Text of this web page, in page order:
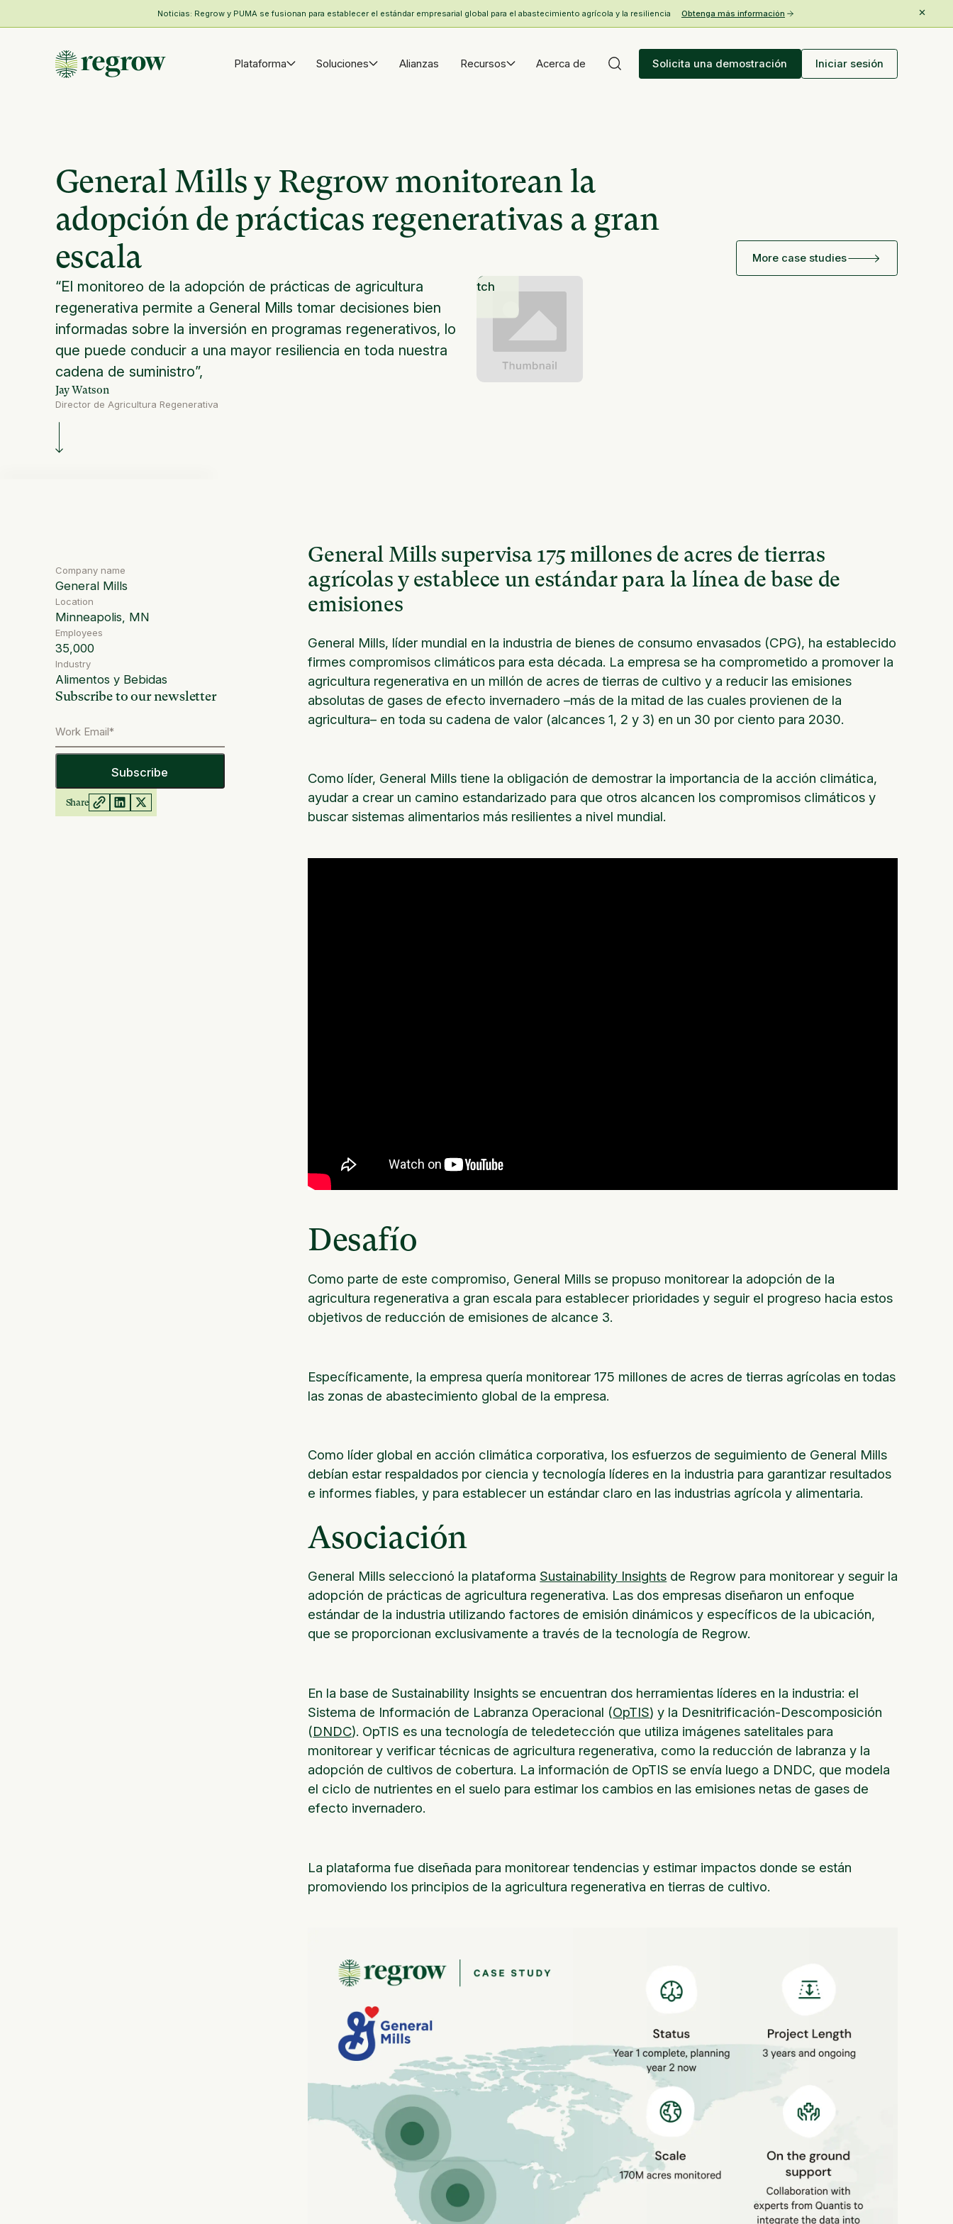
Noticias: Regrow y PUMA se fusionan para establecer el estándar empresarial global para el abastecimiento agrícola y la resiliencia Obtenga más información
Plataforma Soluciones Alianzas Recursos Acerca de Solicita una demostración Iniciar sesión
General Mills y Regrow monitorean la
adopción de prácticas regenerativas a gran
escala
More case studies
“El monitoreo de la adopción de prácticas de agricultura
regenerativa permite a General Mills tomar decisiones bien
informadas sobre la inversión en programas regenerativos, lo
que puede conducir a una mayor resiliencia en toda nuestra
cadena de suministro”,
Jay Watson
Director de Agricultura Regenerativa
Watch
Company name
General Mills
Location
Minneapolis, MN
Employees
35,000
Industry
Alimentos y Bebidas
Subscribe to our newsletter
Share
General Mills supervisa 175 millones de acres de tierras
agrícolas y establece un estándar para la línea de base de
emisiones
General Mills, líder mundial en la industria de bienes de consumo envasados (CPG), ha establecido
firmes compromisos climáticos para esta década. La empresa se ha comprometido a promover la
agricultura regenerativa en un millón de acres de tierras de cultivo y a reducir las emisiones
absolutas de gases de efecto invernadero –más de la mitad de las cuales provienen de la
agricultura– en toda su cadena de valor (alcances 1, 2 y 3) en un 30 por ciento para 2030.
Como líder, General Mills tiene la obligación de demostrar la importancia de la acción climática,
ayudar a crear un camino estandarizado para que otros alcancen los compromisos climáticos y
buscar sistemas alimentarios más resilientes a nivel mundial.
Desafío
Como parte de este compromiso, General Mills se propuso monitorear la adopción de la
agricultura regenerativa a gran escala para establecer prioridades y seguir el progreso hacia estos
objetivos de reducción de emisiones de alcance 3.
Específicamente, la empresa quería monitorear 175 millones de acres de tierras agrícolas en todas
las zonas de abastecimiento global de la empresa.
Como líder global en acción climática corporativa, los esfuerzos de seguimiento de General Mills
debían estar respaldados por ciencia y tecnología líderes en la industria para garantizar resultados
e informes fiables, y para establecer un estándar claro en las industrias agrícola y alimentaria.
Asociación
General Mills seleccionó la plataforma Sustainability Insights de Regrow para monitorear y seguir la
adopción de prácticas de agricultura regenerativa. Las dos empresas diseñaron un enfoque
estándar de la industria utilizando factores de emisión dinámicos y específicos de la ubicación,
que se proporcionan exclusivamente a través de la tecnología de Regrow.
En la base de Sustainability Insights se encuentran dos herramientas líderes en la industria: el
Sistema de Información de Labranza Operacional (OpTIS) y la Desnitrificación-Descomposición
(DNDC). OpTIS es una tecnología de teledetección que utiliza imágenes satelitales para
monitorear y verificar técnicas de agricultura regenerativa, como la reducción de labranza y la
adopción de cultivos de cobertura. La información de OpTIS se envía luego a DNDC, que modela
el ciclo de nutrientes en el suelo para estimar los cambios en las emisiones netas de gases de
efecto invernadero.
La plataforma fue diseñada para monitorear tendencias y estimar impactos donde se están
promoviendo los principios de la agricultura regenerativa en tierras de cultivo.